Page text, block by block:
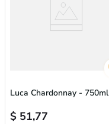
Luca Chardonnay - 750ml
$ 51,77